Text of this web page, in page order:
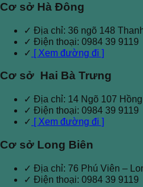
Cơ sở Hà Đông
✓ Địa chỉ: 36 ngõ 148
✓ Điện thoại: 0984 39 9119
✓ [ Xem đường đi ]
Cơ sở Hai Bà Trưng
✓ Địa chỉ: 14 Ngõ 107
✓ Điện thoại: 0984 39 9119
✓ [ Xem đường đi ]
Cơ sở Long Biên
✓ Địa chỉ: 76 Phú Viên –
✓ Điện thoại: 0984 39 9119